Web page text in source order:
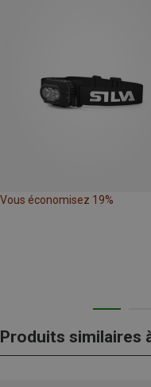
Vous économisez 19%
Produits similaires